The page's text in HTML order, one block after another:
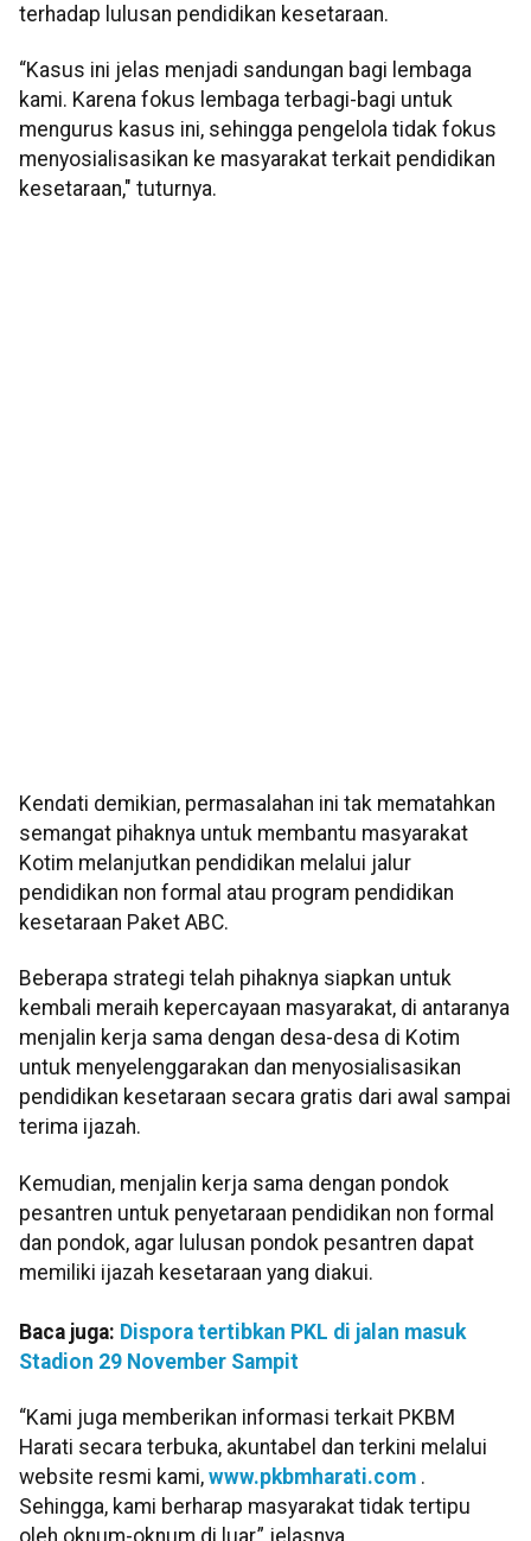
terhadap lulusan pendidikan kesetaraan.
“Kasus ini jelas menjadi sandungan bagi lembaga
kami. Karena fokus lembaga terbagi-bagi untuk
mengurus kasus ini, sehingga pengelola tidak fokus
menyosialisasikan ke masyarakat terkait pendidikan
kesetaraan," tuturnya.
Kendati demikian, permasalahan ini tak mematahkan
semangat pihaknya untuk membantu masyarakat
Kotim melanjutkan pendidikan melalui jalur
pendidikan non formal atau program pendidikan
kesetaraan Paket ABC.
Beberapa strategi telah pihaknya siapkan untuk
kembali meraih kepercayaan masyarakat, di antaranya
menjalin kerja sama dengan desa-desa di Kotim
untuk menyelenggarakan dan menyosialisasikan
pendidikan kesetaraan secara gratis dari awal sampai
terima ijazah.
Kemudian, menjalin kerja sama dengan pondok
pesantren untuk penyetaraan pendidikan non formal
dan pondok, agar lulusan pondok pesantren dapat
memiliki ijazah kesetaraan yang diakui.
Baca juga: Dispora tertibkan PKL di jalan masuk
Stadion 29 November Sampit
“Kami juga memberikan informasi terkait PKBM
Harati secara terbuka, akuntabel dan terkini melalui
website resmi kami, www.pkbmharati.com .
Sehingga, kami berharap masyarakat tidak tertipu